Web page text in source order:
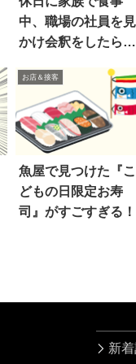
中、職場の社員を見
かけ会釈をしたら…
お店＆接客
魚屋で見つけた『こ
どもの日限定お寿
司』がすごすぎる！
新